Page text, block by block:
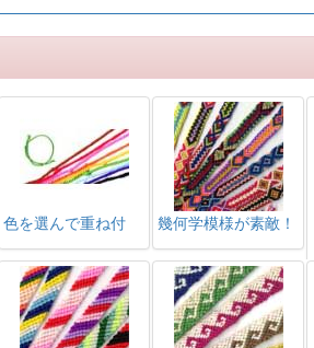
色を選んで重ね付 幾何学模様が素敵！